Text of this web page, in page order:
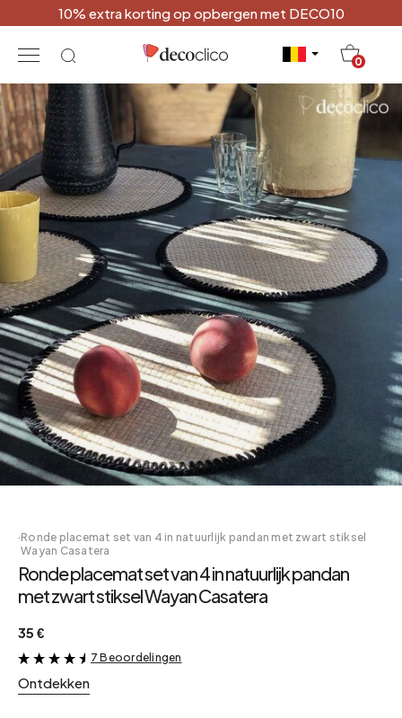
10% extra korting op opbergen met DECO10
0
·Ronde placemat set van 4 in natuurlijk pandan met zwart stiksel
Wayan Casatera
Ronde placemat set van 4 in natuurlijk pandan
met zwart stiksel Wayan Casatera
35 €
&
7 Beoordelingen
Ontdekken